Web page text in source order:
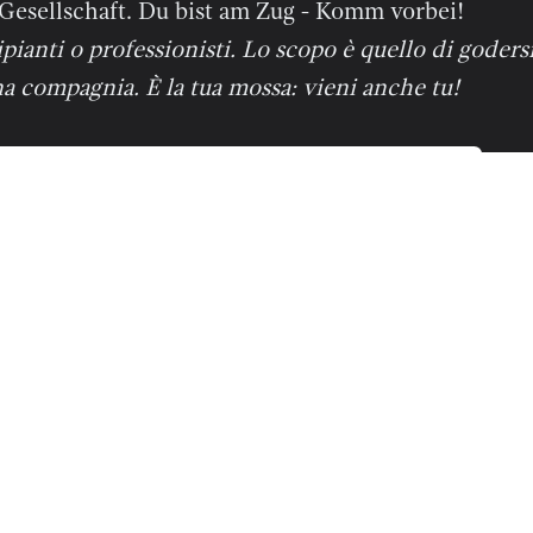
Du bist am Zug - Komm vorbei!
o professionisti. Lo scopo è quello di
È la tua mossa: vieni anche tu!